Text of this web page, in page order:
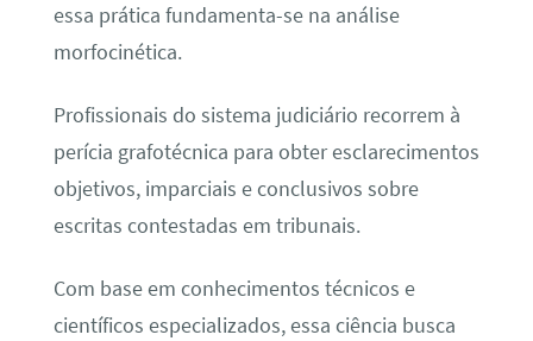
essa prática fundamenta-se na análise
morfocinética.
Profissionais do sistema judiciário recorrem à
perícia grafotécnica para obter esclarecimentos
objetivos, imparciais e conclusivos sobre
escritas contestadas em tribunais.
Com base em conhecimentos técnicos e
científicos especializados, essa ciência busca